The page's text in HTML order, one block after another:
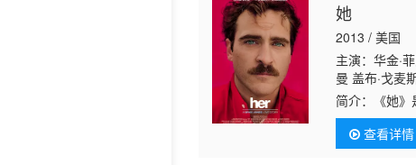
她
2013 / 美国
主演：华金·
曼 盖布·戈麦
尔 普拉莫德·
斯 里奥·巴里
·林克 卡罗
简介：
《她
Joaquin
瑟琳（鲁妮
智能系统OS1
查看详情